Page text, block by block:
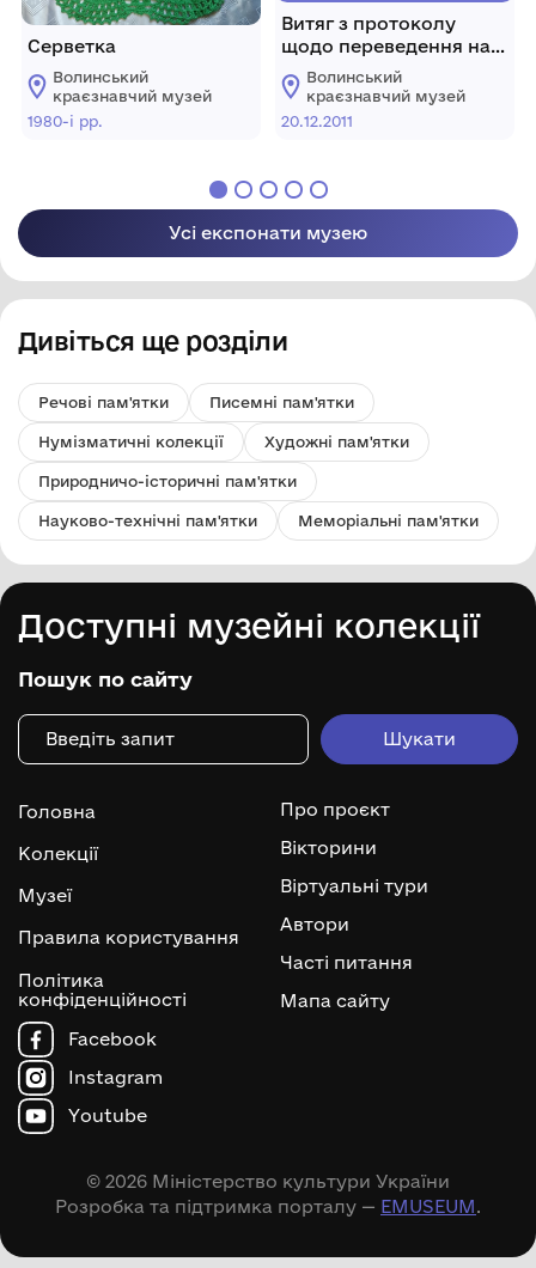
Серветка
Волинський
краєзнавчий музей
1980-і рр.
Витяг з протоколу
щодо переведення на
посаду професора
Бондаренка Г. В.
Волинський
краєзнавчий музей
20.12.2011
Усі експонати музею
Дивіться ще розділи
Речові пам'ятки Писемні пам'ятки
Нумізматичні колекції Художні пам'ятки
Природничо-історичні пам'ятки
Науково-технічні пам'ятки Меморіальні пам'ятки
Доступні музейні колекції
Пошук по сайту
Головна
Колекції
Музеї
Правила користування
Політика
конфіденційності
Про проєкт
Вікторини
Віртуальні тури
Автори
Часті питання
Мапа сайту
Facebook
Instagram
Youtube
© 2026 Міністерство культури України
Розробка та підтримка порталу — EMUSEUM.